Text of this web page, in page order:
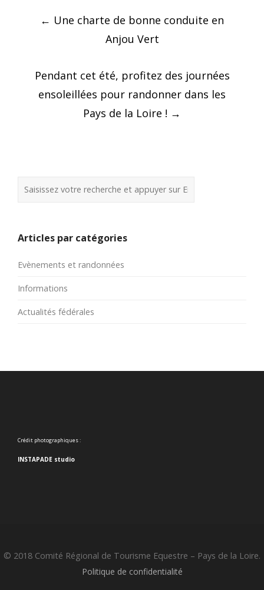
Post
navigation
← Une charte de bonne conduite en
Anjou Vert
Pendant cet été, profitez des journées
ensoleillées pour randonner dans les
Pays de la Loire ! →
Articles par catégories
Evènements et randonnées
Informations
Actualités fédérales
Crédit photographiques :
INSTAPADE studio
© 2018 Comité Régional de Tourisme Equestre – Pays de la Loire.
Politique de confidentialité